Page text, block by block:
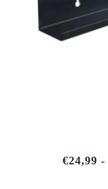
€24,99 -